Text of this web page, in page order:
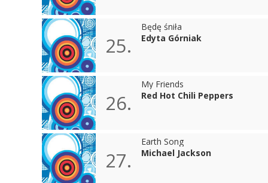
25.
Będę śniła
Edyta Górniak
26.
My Friends
Red Hot Chili Peppers
27.
Earth Song
Michael Jackson